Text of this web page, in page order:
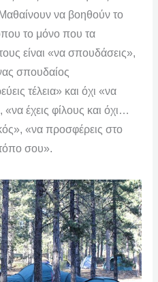
να βοηθούν το
το μόνο που τα
είναι «να σπουδάσεις»,
σπουδαίος
τέλεια» και όχι «να
«να έχεις φίλους και όχι…
«να προσφέρεις στο
σου».